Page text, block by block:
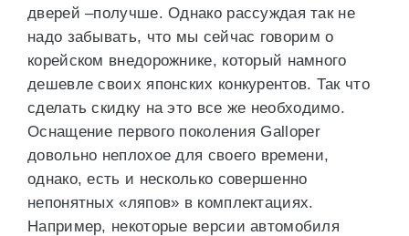
дверей –получше. Однако рассуждая так не
надо забывать, что мы сейчас говорим о
корейском внедорожнике, который намного
дешевле своих японских конкурентов. Так что
сделать скидку на это все же необходимо.
Оснащение первого поколения Galloper
довольно неплохое для своего времени,
однако, есть и несколько совершенно
непонятных «ляпов» в комплектациях.
Например, некоторые версии автомобиля